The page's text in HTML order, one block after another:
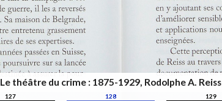
Le théâtre du crime : 1875-1929, Rodolphe A. Reiss
127 128 129